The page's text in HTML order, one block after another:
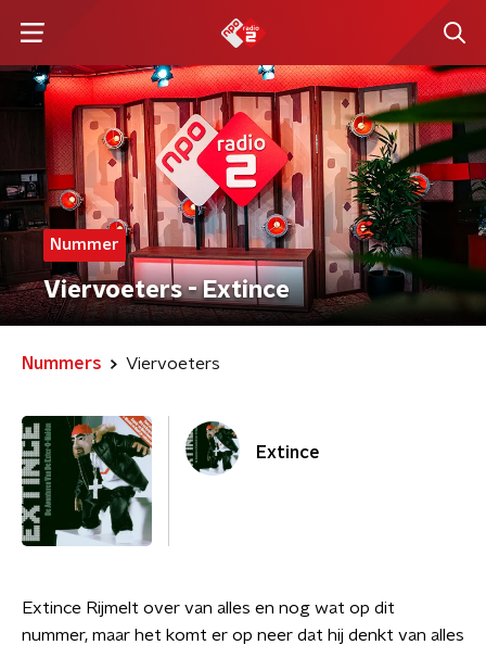
Nummer
Viervoeters - Extince
Nummers Viervoeters
Extince
Extince Rijmelt over van alles en nog wat op dit
nummer, maar het komt er op neer dat hij denkt van alles